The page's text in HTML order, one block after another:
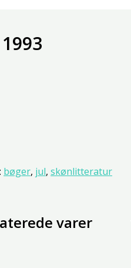
bøger, jul, skønlitteratur
varer